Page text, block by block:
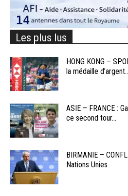
Les plus lus
HONG KONG –
la médaille
ASIE – FRANCE :
ce second tour...
BIRMANIE –
Nations Unies